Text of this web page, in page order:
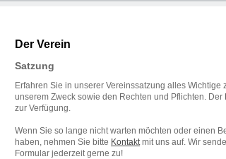
Der Verein
Satzung
Erfahren Sie in unserer Vereinssatzung alles Wichtige
unserem Zweck sowie den Rechten und Pflichten. Der
zur Verfügung.
Wenn Sie so lange nicht warten möchten oder einen
haben, nehmen Sie bitte Kontaktmit uns auf. Wir
Formular jederzeit gerne zu!